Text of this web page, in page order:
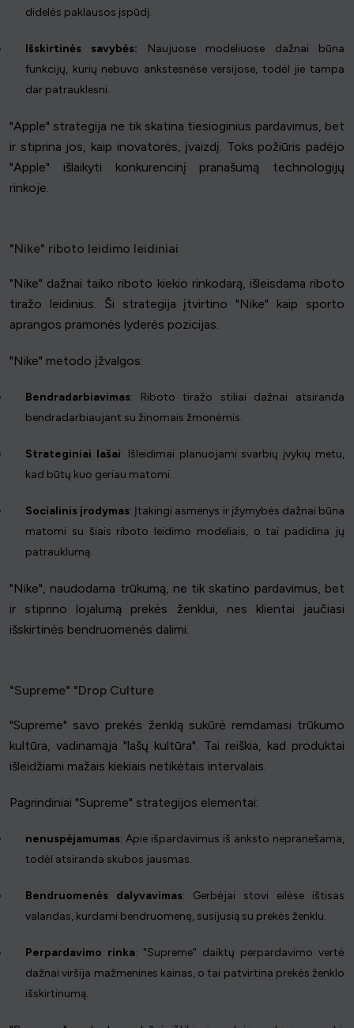
didelės paklausos įspūdį.
Išskirtinės savybės: Naujuose modeliuose dažnai būna
funkcijų, kurių nebuvo ankstesnėse versijose, todėl jie tampa
dar patrauklesni.
"Apple" strategija ne tik skatina tiesioginius pardavimus, bet
ir stiprina jos, kaip inovatorės, įvaizdį. Toks požiūris padėjo
"Apple" išlaikyti konkurencinį pranašumą technologijų
rinkoje.
"Nike" riboto leidimo leidiniai
"Nike" dažnai taiko riboto kiekio rinkodarą, išleisdama riboto
tiražo leidinius. Ši strategija įtvirtino "Nike" kaip sporto
aprangos pramonės lyderės pozicijas.
"Nike" metodo įžvalgos:
Bendradarbiavimas: Riboto tiražo stiliai dažnai atsiranda
bendradarbiaujant su žinomais žmonėmis.
Strateginiai lašai: Išleidimai planuojami svarbių įvykių metu,
kad būtų kuo geriau matomi.
Socialinis įrodymas: Įtakingi asmenys ir įžymybės dažnai būna
matomi su šiais riboto leidimo modeliais, o tai padidina jų
patrauklumą.
"Nike", naudodama trūkumą, ne tik skatino pardavimus, bet
ir stiprino lojalumą prekės ženklui, nes klientai jaučiasi
išskirtinės bendruomenės dalimi.
"Supreme" "Drop Culture
"Supreme" savo prekės ženklą sukūrė remdamasi trūkumo
kultūra, vadinamąja "lašų kultūra". Tai reiškia, kad produktai
išleidžiami mažais kiekiais netikėtais intervalais.
Pagrindiniai "Supreme" strategijos elementai:
nenuspėjamumas: Apie išpardavimus iš anksto nepranešama,
todėl atsiranda skubos jausmas.
Bendruomenės dalyvavimas: Gerbėjai stovi eilėse ištisas
valandas, kurdami bendruomenę, susijusią su prekės ženklu.
Perpardavimo rinka: "Supreme" daiktų perpardavimo vertė
dažnai viršija mažmenines kainas, o tai patvirtina prekės ženklo
išskirtinumą.